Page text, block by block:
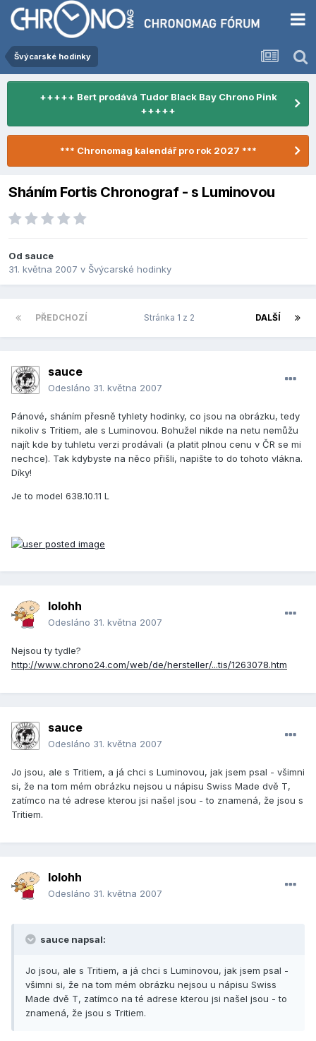
Švýcarské hodinky
+++++ Bert prodává Tudor Black Bay Chrono Pink
+++++
*** Chronomag kalendář pro rok 2027 ***
Sháním Fortis Chronograf - s Luminovou
Od sauce
31. května 2007 v Švýcarské hodinky
PŘEDCHOZÍ DALŠÍ
Stránka 1 z 2
sauce
Odesláno 31. května 2007
Pánové, sháním přesně tyhlety hodinky, co jsou na obrázku, tedy
nikoliv s Tritiem, ale s Luminovou. Bohužel nikde na netu nemůžu
najít kde by tuhletu verzi prodávali (a platit plnou cenu v ČR se mi
nechce). Tak kdybyste na něco přišli, napište to do tohoto vlákna.
Díky!
Je to model 638.10.11 L
lolohh
Odesláno 31. května 2007
Nejsou ty tydle?
http://www.chrono24.com/web/de/hersteller/...tis/1263078.htm
sauce
Odesláno 31. května 2007
Jo jsou, ale s Tritiem, a já chci s Luminovou, jak jsem psal - všimni
si, že na tom mém obrázku nejsou u nápisu Swiss Made dvě T,
zatímco na té adrese kterou jsi našel jsou - to znamená, že jsou s
Tritiem.
lolohh
Odesláno 31. května 2007
sauce napsal:
Jo jsou, ale s Tritiem, a já chci s Luminovou, jak jsem psal -
všimni si, že na tom mém obrázku nejsou u nápisu Swiss
Made dvě T, zatímco na té adrese kterou jsi našel jsou - to
znamená, že jsou s Tritiem.